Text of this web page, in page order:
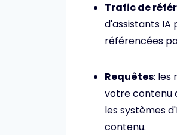
Trafic de
d'assistants IA
référencées
Requêtes: les
votre contenu
les systèmes
contenu.